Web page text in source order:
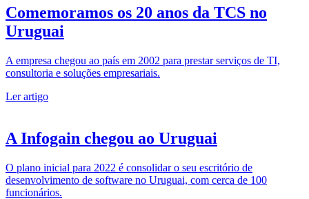
Comemoramos os 20 anos da TCS no
Uruguai
A empresa chegou ao país em 2002 para prestar serviços de TI,
consultoria e soluções empresariais.
Ler artigo
A Infogain chegou ao Uruguai
O plano inicial para 2022 é consolidar o seu escritório de
desenvolvimento de software no Uruguai, com cerca de 100
funcionários.